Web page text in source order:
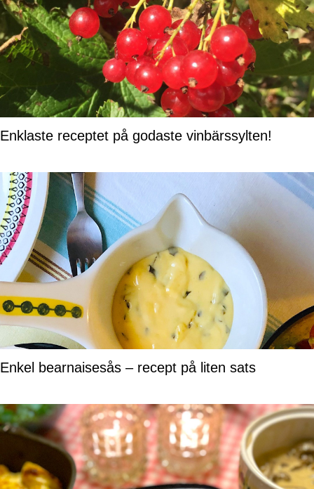
Enklaste receptet på godaste vinbärssylten!
Enkel bearnaisesås – recept på liten sats